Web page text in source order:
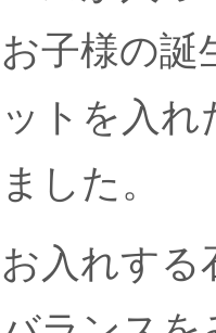
お子様の誕
ットを入
ました。
お入れする